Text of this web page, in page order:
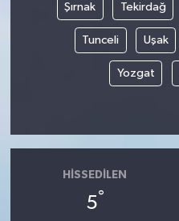
Şırnak Tekirdağ
Tunceli Uşak
Yozgat
HISSEDILEN
5°